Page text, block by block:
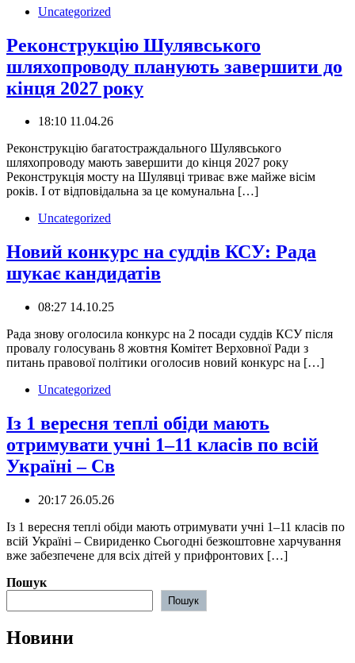
Uncategorized
Реконструкцію Шулявського
шляхопроводу планують завершити до
кінця 2027 року
18:10 11.04.26
️Реконструкцію багатостраждального Шулявського
шляхопроводу мають завершити до кінця 2027 року
Реконструкція мосту на Шулявці триває вже майже вісім
років. І от відповідальна за це комунальна […]
Uncategorized
Новий конкурс на суддів КСУ: Рада
шукає кандидатів
08:27 14.10.25
Рада знову оголосила конкурс на 2 посади суддів КСУ після
провалу голосувань 8 жовтня Комітет Верховної Ради з
питань правової політики оголосив новий конкурс на […]
Uncategorized
️Із 1 вересня теплі обіди мають
отримувати учні 1–11 класів по всій
Україні – Св
20:17 26.05.26
️Із 1 вересня теплі обіди мають отримувати учні 1–11 класів по
всій Україні – Свириденко Сьогодні безкоштовне харчування
вже забезпечене для всіх дітей у прифронтових […]
Пошук
Пошук
Новини